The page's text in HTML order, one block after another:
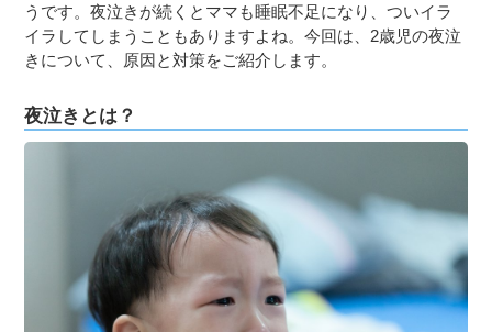
妊娠初期
妊娠中期
出産
３〜６歳児
うです。夜泣きが続くとママも睡眠不足になり、ついイラ
イラしてしまうこともありますよね。今回は、2歳児の夜泣
きについて、原因と対策をご紹介します。
夜泣きとは？